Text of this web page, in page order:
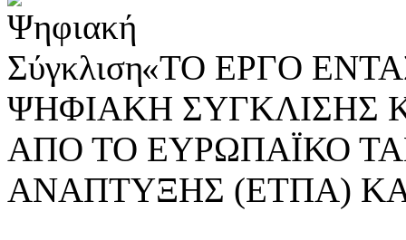
«ΤΟ ΕΡΓΟ
ΨΗΦΙΑΚΗ ΣΥΓΚΛΙΣΗΣ
ΑΠΟ ΤΟ ΕΥΡΩΠΑΪΚΟ
ΑΝΑΠΤΥΞΗΣ (ΕΤΠΑ)